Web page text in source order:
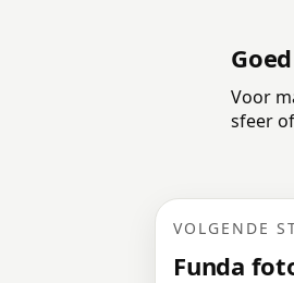
Voor
sfeer
VOLGENDE
Funda